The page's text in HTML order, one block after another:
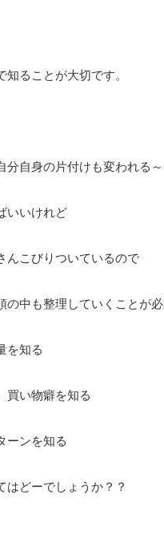
ることが大切です。
分自身の片付けも変われる
いいけれど
んこびりついているので
の中も整理していくことが
を知る
買い物癖を知る
ーンを知る
はどーでしょうか？？